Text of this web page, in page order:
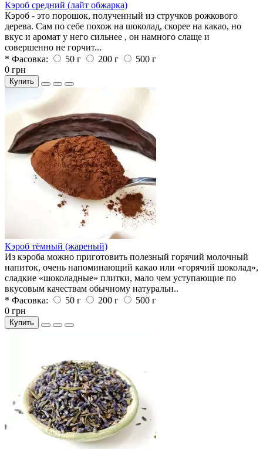
Кэроб средний (лайт обжарка)
Кэроб - это порошок, полученный из стручков рожкового
дерева. Сам по себе похож на шоколад, скорее на какао, но
вкус и аромат у него сильнее , он намного слаще и
совершенно не горчит...
* Фасовка:
50 г 200 г
500 г
0 грн
Купить
Кэроб тёмный (жареный)
Из кэроба можно приготовить полезный горячий молочный
напиток, очень напоминающий какао или «горячий шоколад»,
сладкие «шоколадные» плитки, мало чем уступающие по
вкусовым качествам обычному натуральн..
* Фасовка:
50 г 200 г
500 г
0 грн
Купить